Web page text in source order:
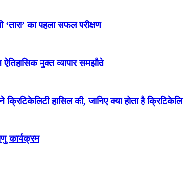
‘तारा’ का पहला सफल परीक्षण
मुक्त व्यापार समझौते
हासिल की, जानिए क्या होता है
कार्यक्रम
मनुष्य एक बार फिर से चंद्रमा के करीब पहुंचा